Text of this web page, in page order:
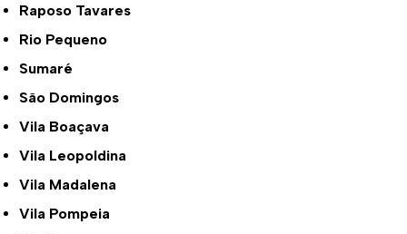
Raposo Tavares
Rio Pequeno
Sumaré
São Domingos
Vila Boaçava
Vila Leopoldina
Vila Madalena
Vila Pompeia